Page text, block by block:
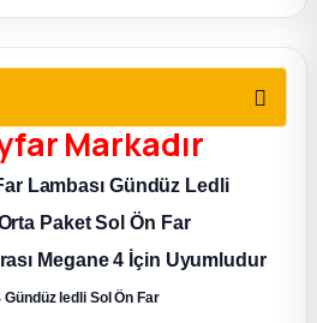
Markadır
Lambası Gündüz Ledli
Paket Sol Ön Far
Megane 4 İçin Uyumludur
Gündüz ledli Sol Ön Far